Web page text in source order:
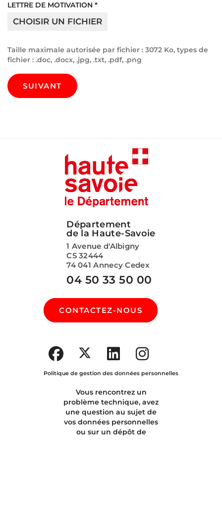
LETTRE DE MOTIVATION *
CHOISIR UN FICHIER
Taille maximale autorisée par fichier : 3072 Ko, types de
fichier : .doc, .docx, .jpg, .txt, .pdf, .png
SUIVANT
Département
de la Haute-Savoie
1 Avenue d'Albigny
CS 32444
74 041 Annecy Cedex
04 50 33 50 00
CONTACTEZ-NOUS
Politique de gestion des données personnelles
Vous rencontrez un
problème technique, avez
une question au sujet de
vos données personnelles
ou sur un dépôt de